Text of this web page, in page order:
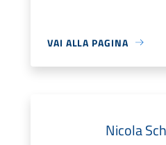
VAI ALLA PAGINA
Nicola